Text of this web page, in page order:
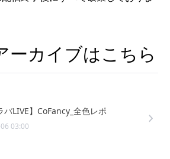
ーカイブはこちら
バLIVE】CoFancy_全色レポ
03:00